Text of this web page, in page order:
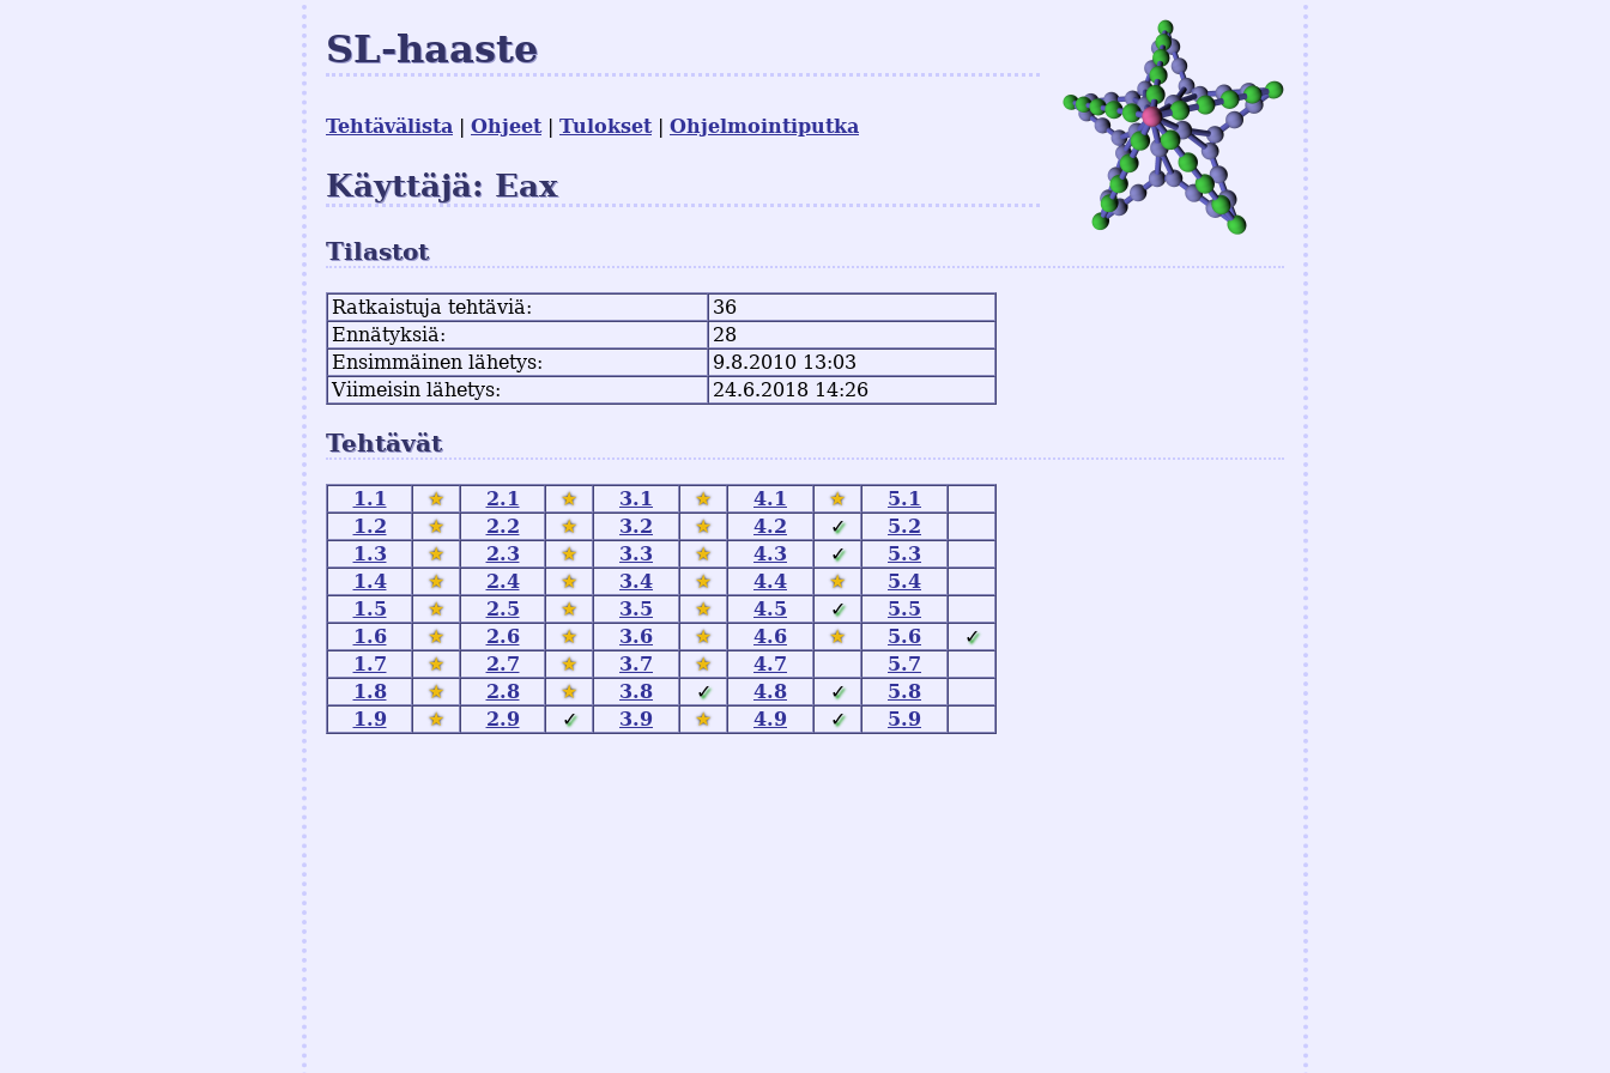
SL-haaste
Tehtävälista Ohjeet Tulokset Ohjelmointiputka
Käyttäjä: Eax
Tilastot
Ratkaistuja tehtäviä:
36
Ennätyksiä:
28
Ensimmäinen lähetys:
9.8.2010 13:03
Viimeisin lähetys:
24.6.2018 14:26
Tehtävät
1.1 ★ 2.1 ★ 3.1 ★ 4.1 ★
5.1
1.2
★ 2.2 ★ 3.2 ★ 4.2 ✓
5.2
1.3
★ 2.3 ★ 3.3 ★ 4.3 ✓
5.3
1.4
★ 2.4 ★ 3.4 ★ 4.4 ★
5.4
1.5
★ 2.5 ★ 3.5 ★ 4.5 ✓
5.5
1.6
★ 2.6 ★ 3.6 ★ 4.6 ★ 5.6
✓
1.7
★ 2.7 ★ 3.7 ★ 4.7
5.7
1.8
★ 2.8 ★ 3.8 ✓ 4.8 ✓
5.8
1.9
★ 2.9 ✓ 3.9 ★ 4.9 ✓ 5.9